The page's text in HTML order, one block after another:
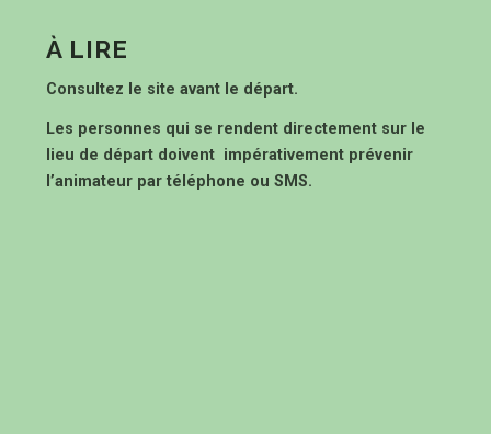
À LIRE
Consultez le site avant le départ.
Les personnes qui se rendent directement sur le
lieu de départ doivent impérativement prévenir
l’animateur par téléphone ou SMS.